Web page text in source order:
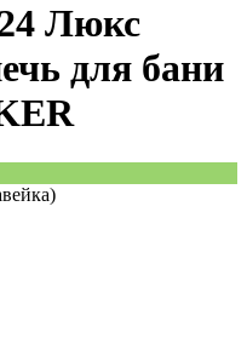
Люкс
для бани